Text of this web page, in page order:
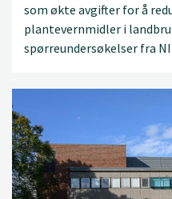
som økte avgifter for å
plantevernmidler i
spørreundersøkelser fra